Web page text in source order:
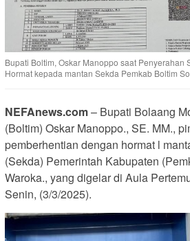
Bupati Boltim, Oskar Manoppo saat Penyerahan
Hormat kepada mantan Sekda Pemkab Boltim
NEFAnews.com– Bupati Bolaang
(Boltim) Oskar Manoppo., SE. MM.,
pemberhentian dengan hormat l
(Sekda) Pemerintah Kabupaten
Waroka., yang digelar di Aula
Senin, (3/3/2025).